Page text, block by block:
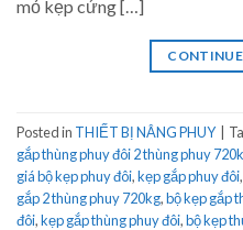
mỏ kẹp cứng […]
Posted in THIẾT BỊ NÂNG PHUY
gắp thùng phuy đôi 2 thùng phuy
giá bộ kẹp phuy đôi,kẹp gắp phuy đôi,
gắp 2 thùng phuy 720kg,bộ kẹp gắp
đôi,kẹp gắp thùng phuy đôi,bộ kẹp